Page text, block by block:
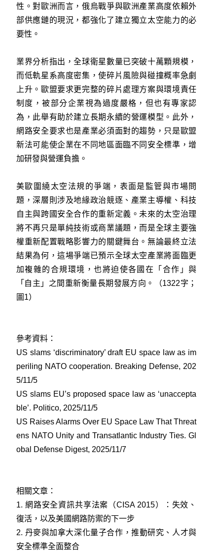
性。對歐洲而言，俄烏戰爭與歐洲產業高度依賴外
部供應鏈的現況，都強化了建立獨立太空能力的必
要性。
業界分析指出，全球衛星數量已突破十萬顆規模，
而低軌星系高度密集，使碎片風險與碰撞概率急劇
上升。歐盟要求更完整的碎片處理方案與環境責任
制度，被部分企業視為過度嚴格，但也有專家認
為，此舉有助於建立長期永續的營運模型。此外，
網路安全要求也是產業必須面對的趨勢，只是歐盟
新法可能使企業在不同地區面臨不同安全標準，增
加研發與營運負擔。
美歐圍繞太空法規的爭端，表面是監管與市場問
題，深層則涉及地緣政治競逐、產業主導權、科技
自主與跨國安全合作的重新定義。未來的太空治理
將不再只是單純技術或商業議題，而是全球主要強
權重新配置戰略影響力的關鍵舞台。無論最終立法
結果為何，這場爭端已預示全球太空產業將面臨更
加複雜的合規環境，也將迫使各國在「合作」與
「自主」之間重新衡量長期發展方向。（1322字；
圖1）
參考資料：
US slams ‘discriminatory’ draft EU space law as im
periling NATO cooperation. Breaking Defense, 202
5/11/5
US slams EU’s proposed space law as ‘unaccepta
ble’. Politico, 2025/11/5
US Raises Alarms Over EU Space Law That Threat
ens NATO Unity and Transatlantic Industry Ties. Gl
obal Defense Digest, 2025/11/7
相關文章：
1. 網路安全資訊共享法案（CISA 2015）：失效、
復活，以及美國網路防禦的下一步
2. 丹麥與加拿大深化量子合作，推動研究、人才與
安全標準全面整合